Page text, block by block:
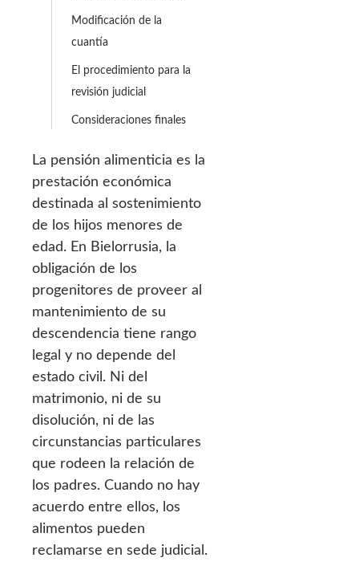
Modificación de la
cuantía
El procedimiento para la
revisión judicial
Consideraciones finales
La pensión alimenticia es la
prestación económica
destinada al sostenimiento
de los hijos menores de
edad. En Bielorrusia, la
obligación de los
progenitores de proveer al
mantenimiento de su
descendencia tiene rango
legal y no depende del
estado civil. Ni del
matrimonio, ni de su
disolución, ni de las
circunstancias particulares
que rodeen la relación de
los padres. Cuando no hay
acuerdo entre ellos, los
alimentos pueden
reclamarse en sede judicial.